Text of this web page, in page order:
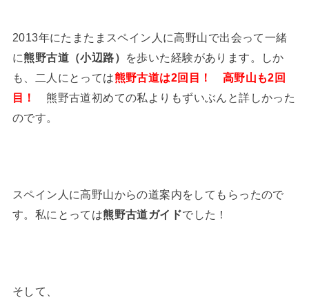
2013年にたまたまスペイン人に高野山で出会って一緒
に熊野古道（小辺路）
を歩いた経験があります。しか
も、二人にとっては熊野古道は2回目！
高野山も2回
目！
熊野古道初めての私よりもずいぶんと詳しかった
のです。
スペイン人に高野山からの道案内をしてもらったので
す。私にとっては熊野古道ガイドでした！
そして、